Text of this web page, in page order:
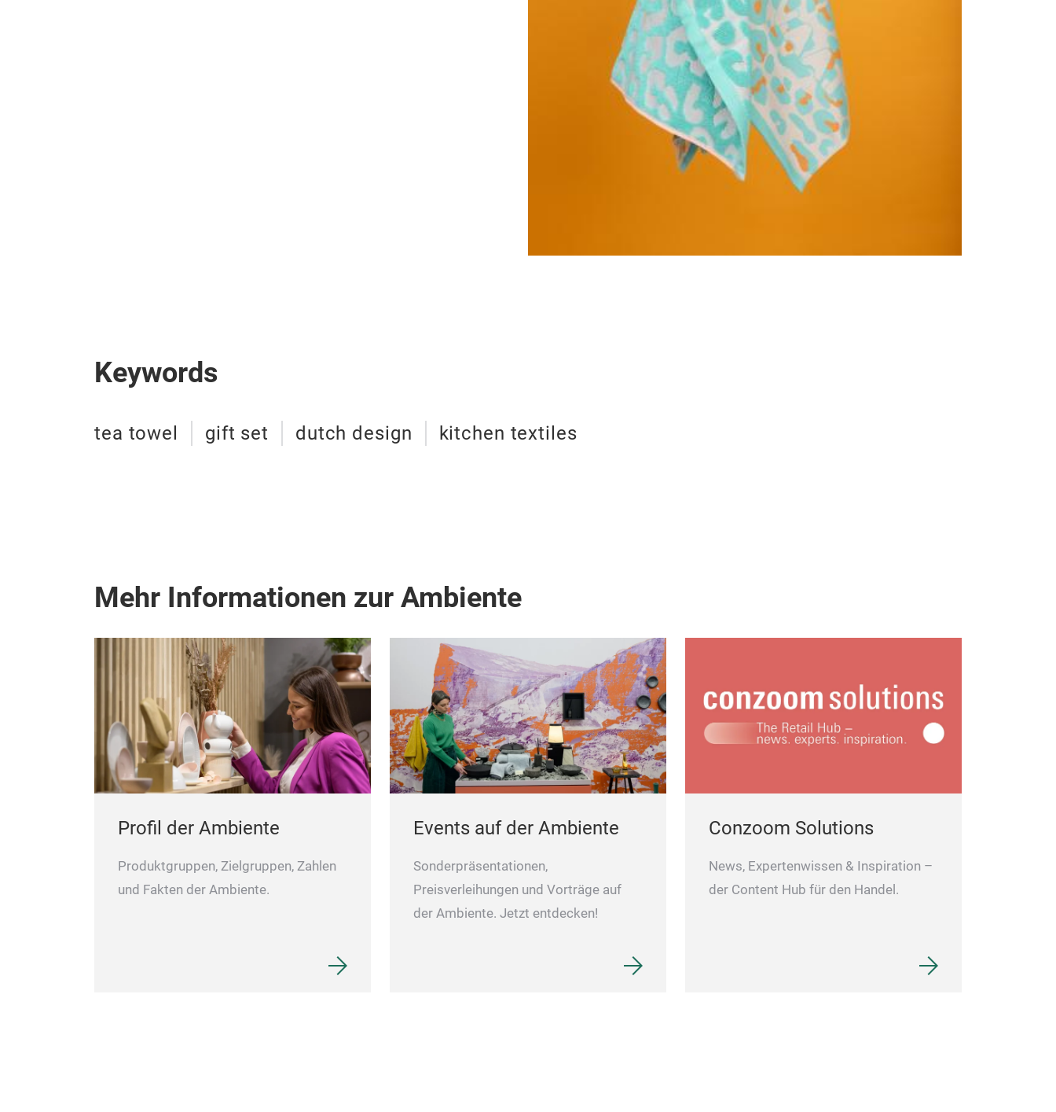
Keywords
tea towel gift set dutch design kitchen textiles
Mehr Informationen zur Ambiente
Profil der Ambiente
Produktgruppen, Zielgruppen, Zahlen
und Fakten der Ambiente.
Events auf der Ambiente
Sonderpräsentationen,
Preisverleihungen und Vorträge auf
der Ambiente. Jetzt entdecken!
Conzoom Solutions
News, Expertenwissen & Inspiration –
der Content Hub für den Handel.